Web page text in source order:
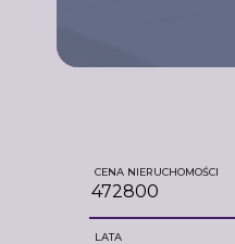
CENA NIERUCHOMOŚCI
LATA